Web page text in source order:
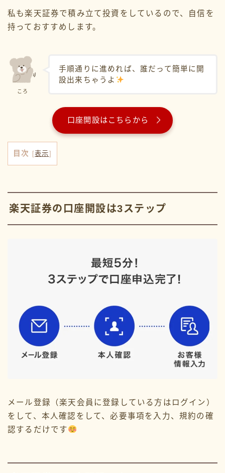
2024年3月
2024年1月
2023年12月
2023年10月
2023年9月
2023年6月
2023年2月
私も楽天証券で積み立て投資をしているので、
自信を
持っておすすめします。
ころ
手順通りに進めれば、誰だって簡単に開
設出来ちゃうよ
口座開設はこちらから
目次 [表示]
楽天証券の口座開設は3ステップ
メール登録（楽天会員に登録している方はログイン）
をして、本人確認をして、必要事項を入力、規約の確
認するだけです